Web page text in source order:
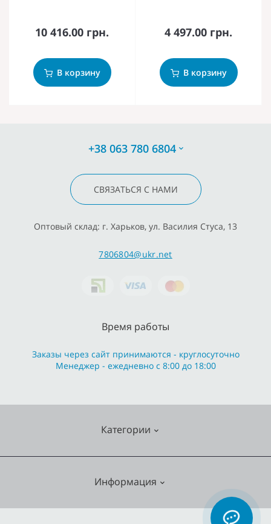
10 416.00 грн.
В корзину
4 497.00 грн.
В корзину
+38 063 780 6804
СВЯЗАТЬСЯ С НАМИ
Оптовый склад: г. Харьков, ул. Василия Стуса, 13
7806804@ukr.net
Категории
Информация
Время работы
Заказы через сайт принимаются - круглосуточно
Менеджер - ежедневно с 8:00 до 18:00